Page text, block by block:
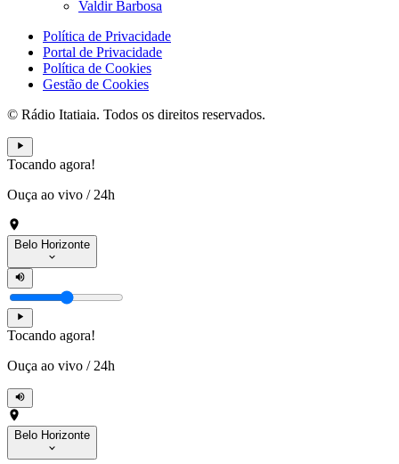
Valdir Barbosa
Política de Privacidade
Portal de Privacidade
Política de Cookies
Gestão de Cookies
© Rádio Itatiaia. Todos os direitos reservados.
Tocando agora!
Ouça ao vivo / 24h
Belo Horizonte
Tocando agora!
Ouça ao vivo / 24h
Belo Horizonte